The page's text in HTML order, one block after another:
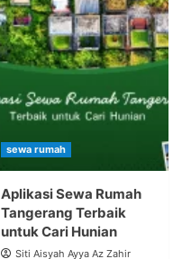
sewa rumah
Aplikasi Sewa Rumah
Tangerang Terbaik
untuk Cari Hunian
Siti Aisyah Ayya Az Zahir